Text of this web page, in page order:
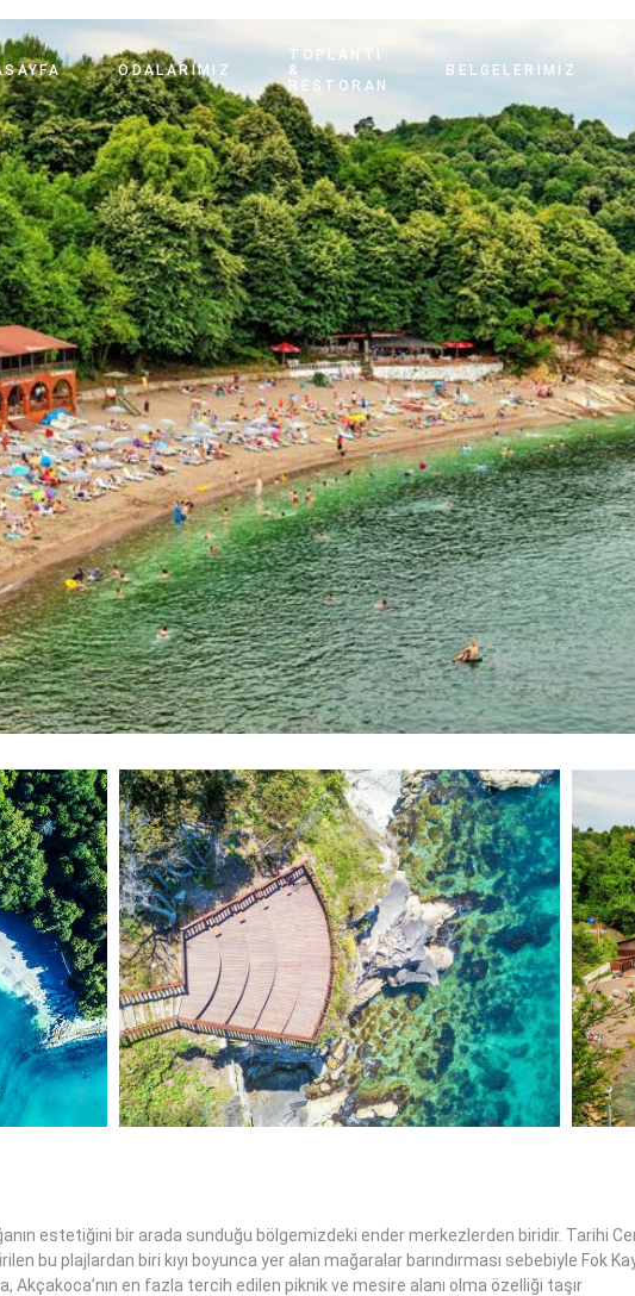
ODALARIMIZ
TOPLANTI
&
RESTORAN
BELGELERIMIZ
estetiğini bir arada sunduğu bölgemizdeki ender merkezlerden biridir. Tarihi
bu plajlardan biri kıyı boyunca yer alan mağaralar barındırması sebebiyle Fok
Akçakoca’nın en fazla tercih edilen piknik ve mesire alanı olma özelliği taşır